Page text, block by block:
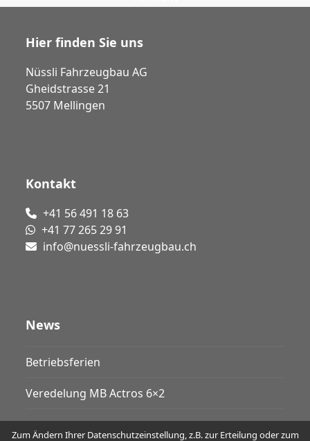
Hier finden Sie uns
Nüssli Fahrzeugbau AG
Gheidstrasse 21
5507 Mellingen
Kontakt
+41 56 491 18 63
+41 77 265 29 91
info@nuessli-fahrzeugbau.ch
News
Betriebsferien
Veredelung MB Actros 6×2
Zum Ändern Ihrer Datenschutzeinstellung, z.B. zur Erteilung oder zum